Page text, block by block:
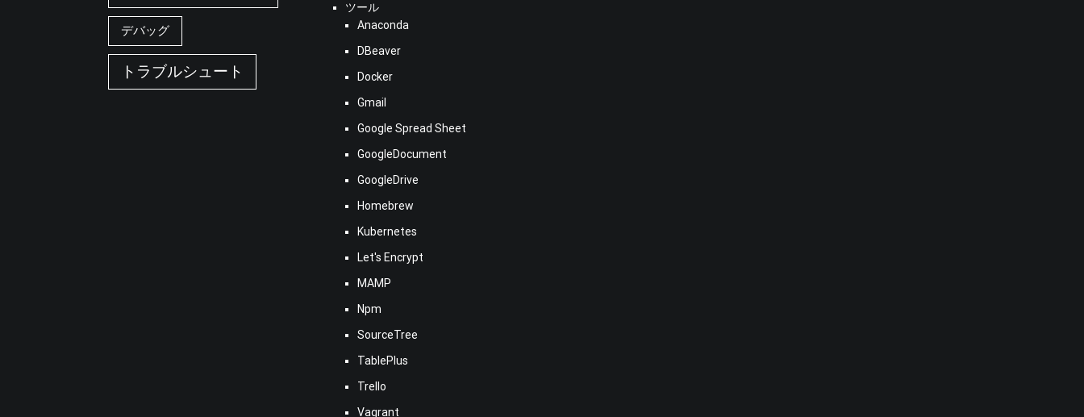
デバッグ
トラブルシュート
ツール
Anaconda
DBeaver
Docker
Gmail
Google Spread Sheet
GoogleDocument
GoogleDrive
Homebrew
Kubernetes
Let's Encrypt
MAMP
Npm
SourceTree
TablePlus
Trello
Vagrant